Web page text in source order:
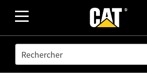
SEARCH